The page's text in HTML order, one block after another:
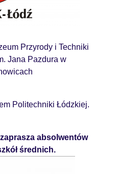
Przyrody i Techniki
Jana Pazdura w
Politechniki Łódzkiej.
absolwentów
średnich.